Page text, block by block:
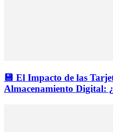
💾 El Impacto de las
Almacenamiento Digital: